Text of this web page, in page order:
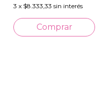
3 x $8.333,33 sin interés
Comprar